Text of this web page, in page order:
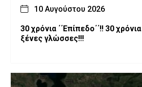
10 Αυγούστου 2026
30 χρόνια ΄΄Επίπεδο΄΄!! 30 χρόνια επιτυχίες στις
ξένες γλώσσες!!!